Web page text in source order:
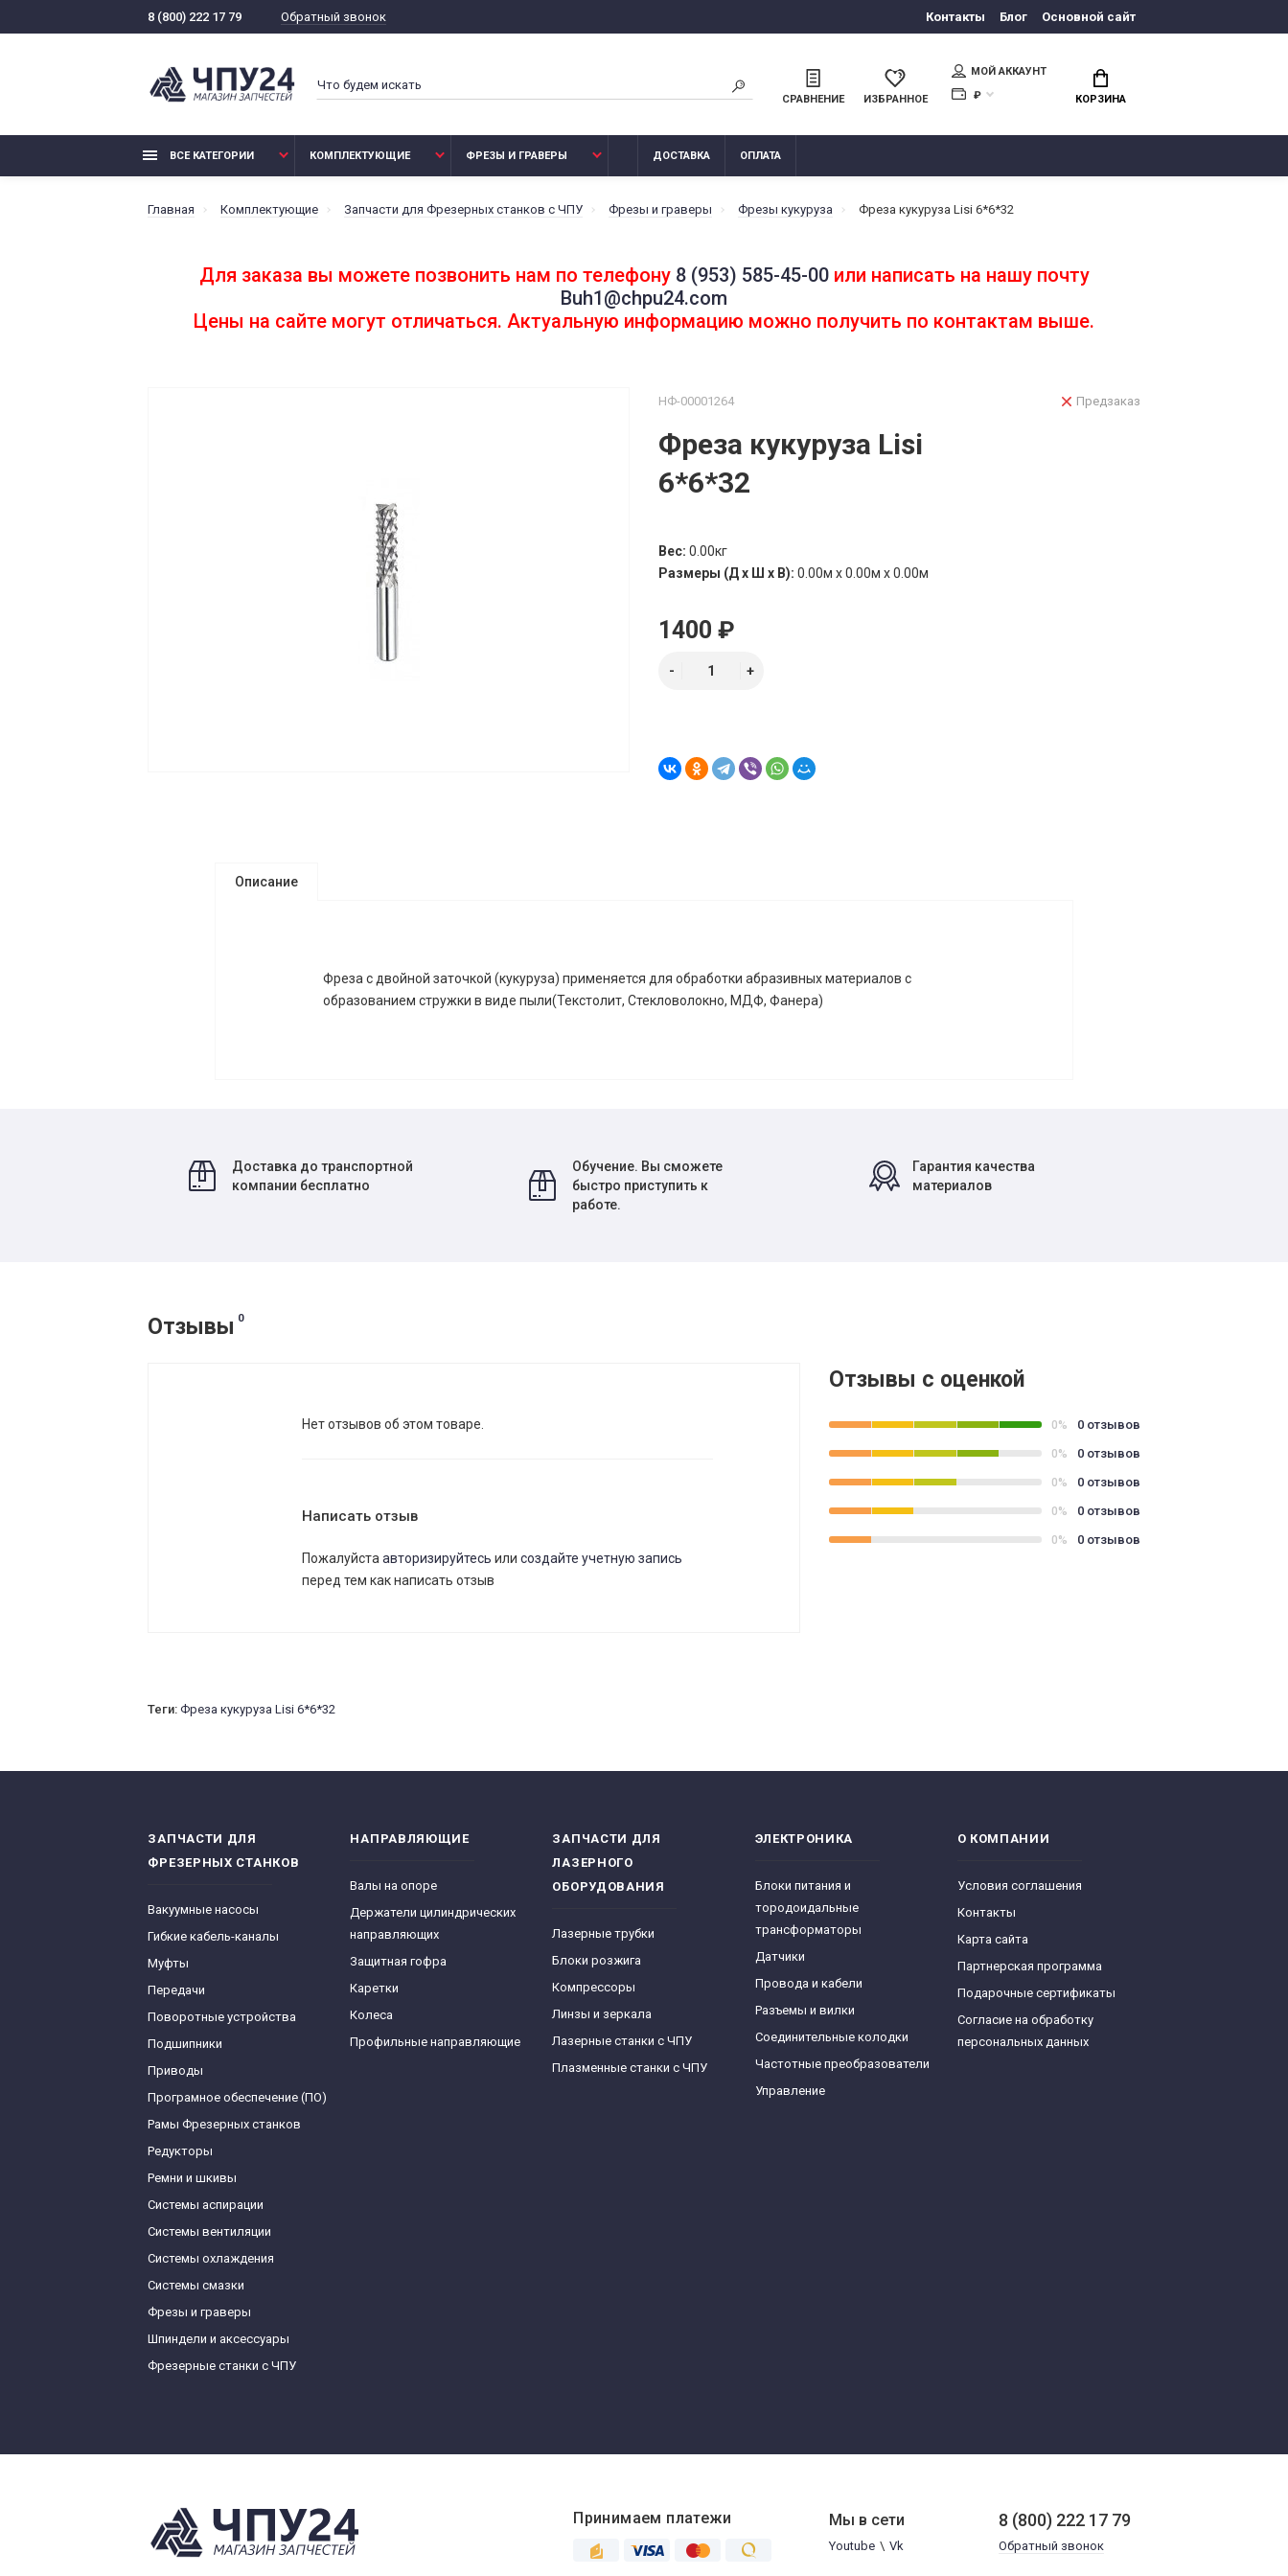
8 (800) 222 17 79 Обратный звонок Контакты Блог Основной сайт
СРАВНЕНИЕ ИЗБРАННОЕ
МОЙ АККАУНТ
₽
КОРЗИНА
ВСЕ КАТЕГОРИИ КОМПЛЕКТУЮЩИЕ ФРЕЗЫ И ГРАВЕРЫ ДОСТАВКА ОПЛАТА
Главная Комплектующие Запчасти для Фрезерных станков с ЧПУ Фрезы и граверы Фрезы кукуруза Фреза кукуруза Lisi 6*6*32
Для заказа вы можете позвонить нам по телефону 8 (953) 585-45-00или написать на нашу почту
Buh1@chpu24.com
Цены на сайте могут отличаться. Актуальную информацию можно получить по контактам выше.
НФ-00001264
Фреза кукуруза Lisi
6*6*32
Предзаказ
Вес: 0.00кг
Размеры (Д х Ш х В): 0.00м x 0.00м x 0.00м
1400 ₽
Описание
Фреза с двойной заточкой (кукуруза) применяется для обработки абразивных материалов с
образованием стружки в виде пыли(Текстолит, Стекловолокно, МДФ, Фанера)
Доставка до транспортной
компании бесплатно
Обучение. Вы сможете
быстро приступить к
работе.
Гарантия качества
материалов
Отзывы 0
Нет отзывов об этом товаре.
Написать отзыв
Пожалуйстаавторизируйтесь илисоздайте учетную запись
перед тем как написать отзыв
Отзывы с оценкой
0% 0 отзывов
0% 0 отзывов
0% 0 отзывов
0% 0 отзывов
0% 0 отзывов
Теги:Фреза кукуруза Lisi 6*6*32
ЗАПЧАСТИ ДЛЯ
ФРЕЗЕРНЫХ СТАНКОВ
Вакуумные насосы
Гибкие кабель-каналы
Муфты
Передачи
Поворотные устройства
Подшипники
Приводы
Програмное обеспечение (ПО)
Рамы Фрезерных станков
Редукторы
Ремни и шкивы
Системы аспирации
Системы вентиляции
Системы охлаждения
Системы смазки
Фрезы и граверы
Шпиндели и аксессуары
Фрезерные станки с ЧПУ
НАПРАВЛЯЮЩИЕ
Валы на опоре
Держатели цилиндрических
направляющих
Защитная гофра
Каретки
Колеса
Профильные направляющие
ЗАПЧАСТИ ДЛЯ
ЛАЗЕРНОГО
ОБОРУДОВАНИЯ
Лазерные трубки
Блоки розжига
Компрессоры
Линзы и зеркала
Лазерные станки с ЧПУ
Плазменные станки с ЧПУ
ЭЛЕКТРОНИКА
Блоки питания и
тородоидальные
трансформаторы
Датчики
Провода и кабели
Разъемы и вилки
Соединительные колодки
Частотные преобразователи
Управление
О КОМПАНИИ
Условия соглашения
Контакты
Карта сайта
Партнерская программа
Подарочные сертификаты
Согласие на обработку
персональных данных
8 (800) 222 17 79
Обратный звонок
Мы в сети
Youtube \ Vk
Принимаем платежи